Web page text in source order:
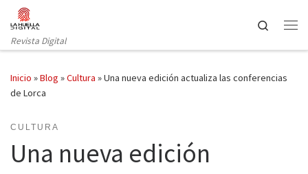
Saltar al contenido
Revista Digital
Search
Inicio »Blog »Cultura »Una nueva edición actualiza las conferencias
de Lorca
CULTURA
Una nueva edición